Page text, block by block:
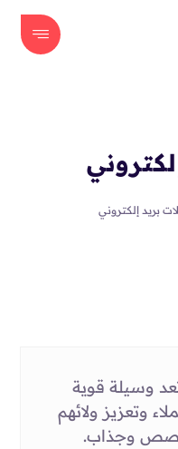
بريد إلكتروني
وسيلة قوية
وتعزيز ولائهم
وجذاب.